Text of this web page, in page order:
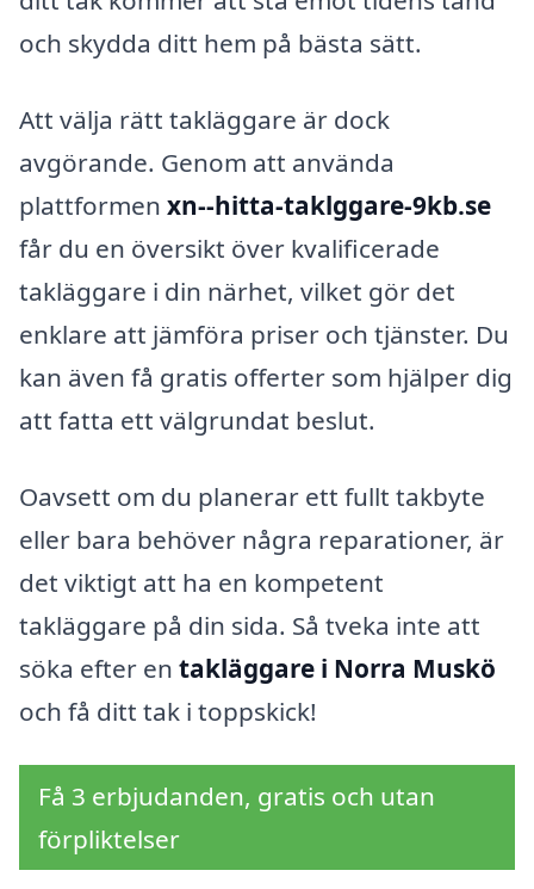
och skydda ditt hem på bästa sätt.
Att välja rätt takläggare är dock
avgörande. Genom att använda
plattformen xn--hitta-taklggare-9kb.se
får du en översikt över kvalificerade
takläggare i din närhet, vilket gör det
enklare att jämföra priser och tjänster. Du
kan även få gratis offerter som hjälper dig
att fatta ett välgrundat beslut.
Oavsett om du planerar ett fullt takbyte
eller bara behöver några reparationer, är
det viktigt att ha en kompetent
takläggare på din sida. Så tveka inte att
söka efter en takläggare i Norra Muskö
och få ditt tak i toppskick!
Få 3 erbjudanden, gratis och utan
förpliktelser